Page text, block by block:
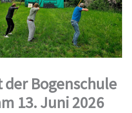
Bogenschule
13. Juni 2026